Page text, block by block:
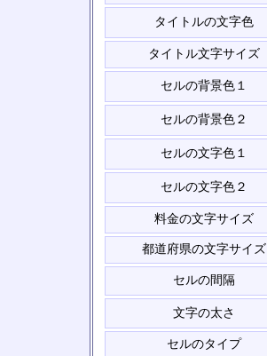
タイトルの文字色
タイトル文字サイズ
セルの背景色１
セルの背景色２
セルの文字色１
セルの文字色２
料金の文字サイズ
都道府県の文字サイズ
セルの間隔
文字の太さ
セルのタイプ